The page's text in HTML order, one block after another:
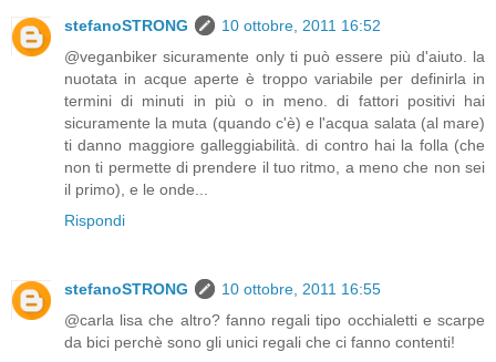
stefanoSTRONG
10 ottobre, 2011 16:52
@veganbiker sicuramente only ti può essere più d'aiuto. la
nuotata in acque aperte è troppo variabile per definirla in
termini di minuti in più o in meno. di fattori positivi hai
sicuramente la muta (quando c'è) e l'acqua salata (al mare)
ti danno maggiore galleggiabilità. di contro hai la folla (che
non ti permette di prendere il tuo ritmo, a meno che non sei
il primo), e le onde...
Rispondi
stefanoSTRONG
10 ottobre, 2011 16:55
@carla lisa che altro? fanno regali tipo occhialetti e scarpe
da bici perchè sono gli unici regali che ci fanno contenti!